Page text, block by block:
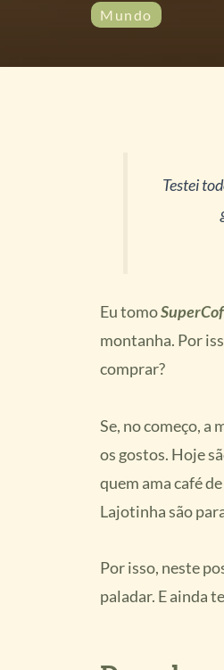
Mundo
Testei
Eu tomo
montanha. Por
comprar?
Se, no começo, a
os gostos. Hoje
quem ama café
Lajotinha são
Por isso, neste
paladar. E ainda